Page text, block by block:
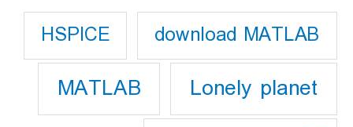
download MATLAB
HSPICE
Lonely planet
MATLAB